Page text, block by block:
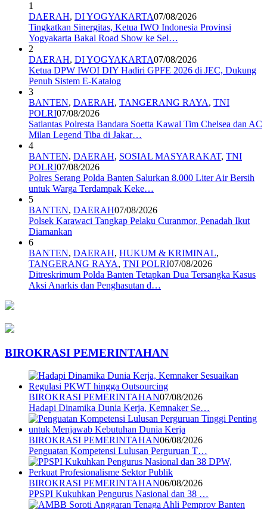
1
DAERAH, DI YOGYAKARTA07/08/2026
Tingkatkan Sinergitas, Ketua IWO Indonesia Provinsi
Yogyakarta Bakal Road Show ke Sel…
2
DAERAH, DI YOGYAKARTA07/08/2026
Ketua DPW IWOI DIY Hadiri GPFE 2026 di JEC, Dukung
Penuh Sistem E-Katalog
3
BANTEN, DAERAH, TANGERANG RAYA, TNI
POLRI07/08/2026
Satlantas Polresta Bandara Soetta Kawal Tim Chelsea dan AC
Milan Legend Tiba di Jakar…
4
BANTEN, DAERAH, SOSIAL MASYARAKAT, TNI
POLRI07/08/2026
Polres Serang Polda Banten Salurkan 8.000 Liter Air Bersih
untuk Warga Terdampak Keke…
5
BANTEN, DAERAH07/08/2026
Polsek Karawaci Tangkap Pelaku Curanmor, Penadah Ikut
Diamankan
6
BANTEN, DAERAH, HUKUM & KRIMINAL,
TANGERANG RAYA, TNI POLRI07/08/2026
Ditreskrimum Polda Banten Tetapkan Dua Tersangka Kasus
Aksi Anarkis dan Penghasutan d…
BIROKRASI PEMERINTAHAN
BIROKRASI PEMERINTAHAN07/08/2026
Hadapi Dinamika Dunia Kerja, Kemnaker Se…
BIROKRASI PEMERINTAHAN06/08/2026
Penguatan Kompetensi Lulusan Perguruan T…
BIROKRASI PEMERINTAHAN06/08/2026
PPSPI Kukuhkan Pengurus Nasional dan 38 …